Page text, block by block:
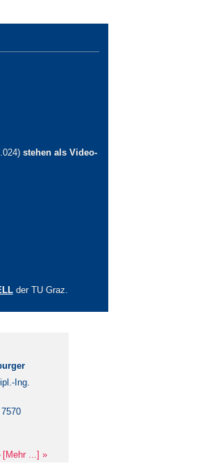
stehen als Video-
der TU Graz.
Ing.
[Mehr ...]